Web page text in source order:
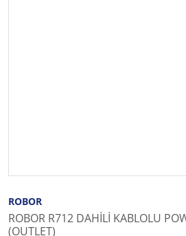
ROBOR
ROBOR R712 DAHİLİ KABLOLU
(OUTLET)